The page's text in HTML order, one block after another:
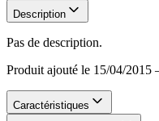
Description
Pas de description.
Produit ajouté le 15/04/2015
Caractéristiques